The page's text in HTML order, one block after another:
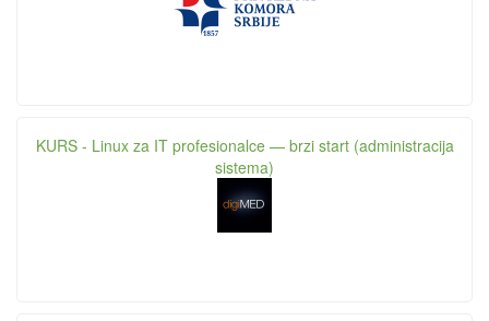
KURS - Linux za IT profesionalce — brzi start (administracija
sistema)